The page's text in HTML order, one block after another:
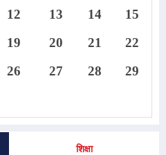
12 13 14
15
19 20 21
22
26 27 28
29
शिक्षा